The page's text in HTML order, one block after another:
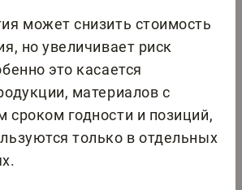
может снизить стоимость
но увеличивает риск
это касается
материалов с
сроком годности и позиций,
только в отдельных